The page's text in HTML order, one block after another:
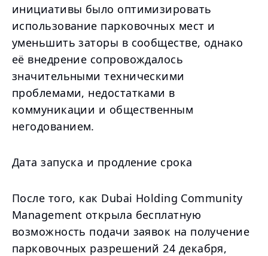
инициативы было оптимизировать
использование парковочных мест и
уменьшить заторы в сообществе, однако
её внедрение сопровождалось
значительными техническими
проблемами, недостатками в
коммуникации и общественным
негодованием.
Дата запуска и продление срока
После того, как Dubai Holding Community
Management открыла бесплатную
возможность подачи заявок на получение
парковочных разрешений 24 декабря,